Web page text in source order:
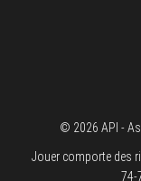
© 2026 API -
Jouer comporte des
74-